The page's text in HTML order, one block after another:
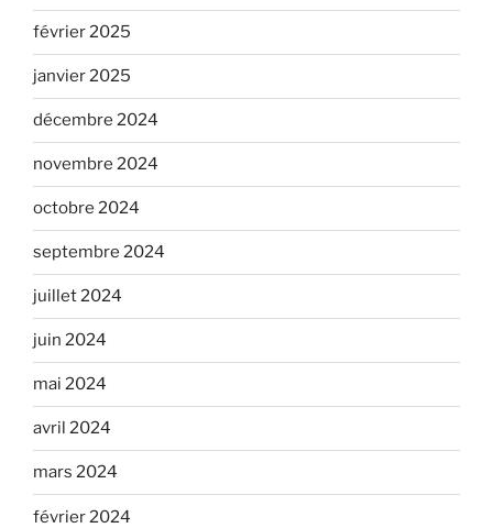
février 2025
janvier 2025
décembre 2024
novembre 2024
octobre 2024
septembre 2024
juillet 2024
juin 2024
mai 2024
avril 2024
mars 2024
février 2024